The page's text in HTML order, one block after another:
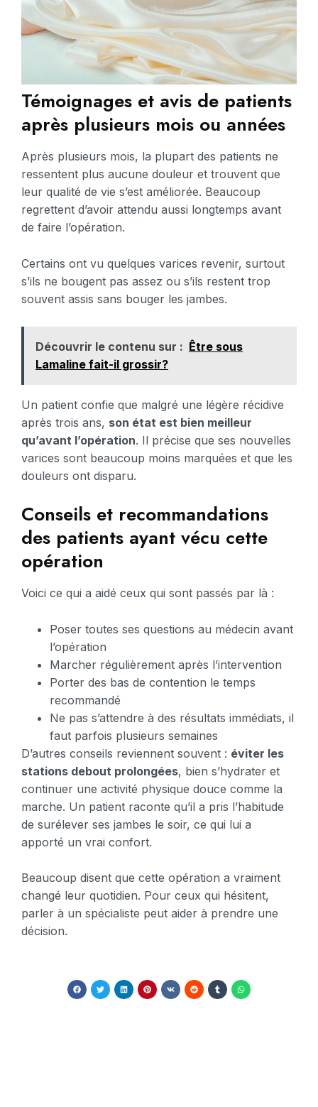
Témoignages et avis de patients
après plusieurs mois ou années
Après plusieurs mois, la plupart des patients ne
ressentent plus aucune douleur et trouvent que
leur qualité de vie s’est améliorée. Beaucoup
regrettent d’avoir attendu aussi longtemps avant
de faire l’opération.
Certains ont vu quelques varices revenir, surtout
s’ils ne bougent pas assez ou s’ils restent trop
souvent assis sans bouger les jambes.
Découvrir le contenu sur : Être sous
Lamaline fait-il grossir?
Un patient confie que malgré une légère récidive
après trois ans, son état est bien meilleur
qu’avant l’opération. Il précise que ses nouvelles
varices sont beaucoup moins marquées et que les
douleurs ont disparu.
Conseils et recommandations
des patients ayant vécu cette
opération
Voici ce qui a aidé ceux qui sont passés par là :
Poser toutes ses questions au médecin avant
l’opération
Marcher régulièrement après l’intervention
Porter des bas de contention le temps
recommandé
Ne pas s’attendre à des résultats immédiats, il
faut parfois plusieurs semaines
D’autres conseils reviennent souvent : éviter les
stations debout prolongées, bien s’hydrater et
continuer une activité physique douce comme la
marche. Un patient raconte qu’il a pris l’habitude
de surélever ses jambes le soir, ce qui lui a
apporté un vrai confort.
Beaucoup disent que cette opération a vraiment
changé leur quotidien. Pour ceux qui hésitent,
parler à un spécialiste peut aider à prendre une
décision.